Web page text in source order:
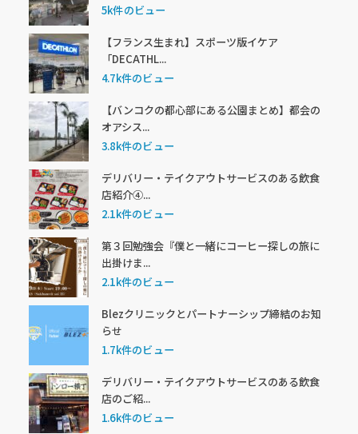
5k件のビュー
【フランス生まれ】スポーツ版イケア
「DECATHL...
4.7k件のビュー
【バンコクの都心部にある公園まとめ】都会の
オアシス...
3.8k件のビュー
デリバリー・テイクアウトサービスのある飲食
店紹介④...
2.1k件のビュー
第３回勉強会『僕と一緒にコーヒー探しの旅に
出掛けま...
2.1k件のビュー
Blezクリニックとパートナーシップ締結のお知
らせ
1.7k件のビュー
デリバリー・テイクアウトサービスのある飲食
店のご紹...
1.6k件のビュー